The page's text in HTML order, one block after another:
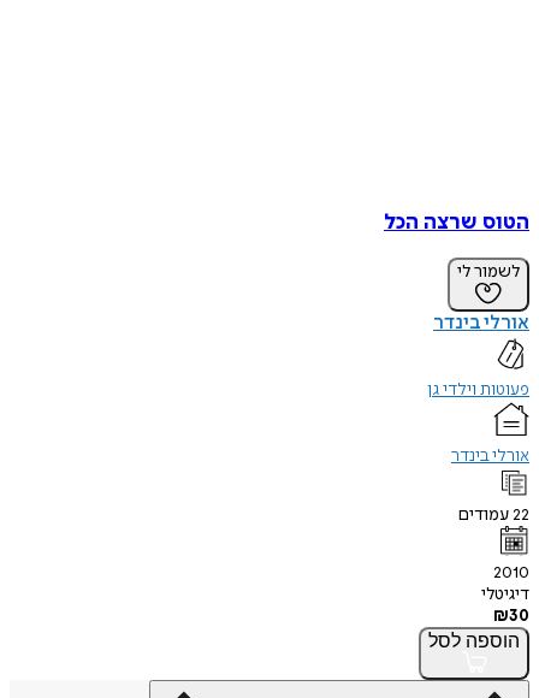
הטוס שרצה הכל
לשמור לי
אורלי בינדר
פעוטות וילדי גן
אורלי בינדר
22עמודים
2010
דיגיטלי
₪30
הוספה לסל